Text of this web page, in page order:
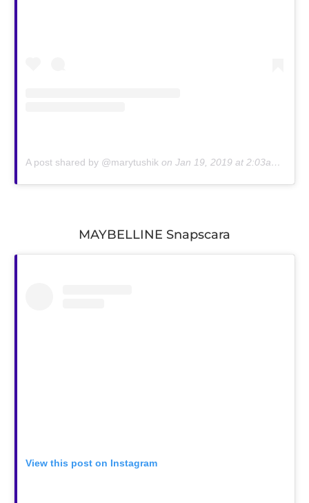
A post shared by @marytushik on Jan 19, 2019 at 2:03am PST
MAYBELLINE Snapscara
View this post on Instagram